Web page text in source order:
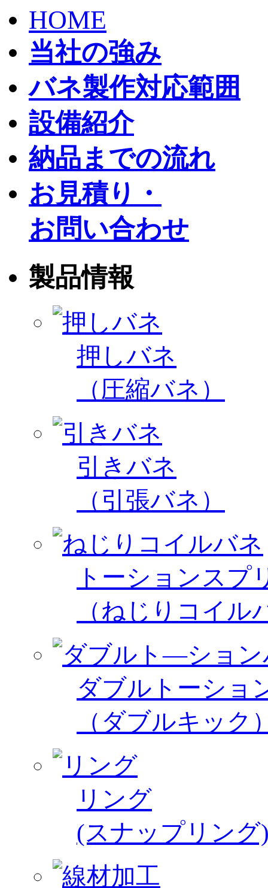
HOME
当社の強み
バネ製作対応範囲
設備紹介
納品までの流れ
お見積り・
お問い合わせ
製品情報
押しバネ
（圧縮バネ）
引きバネ
（引張バネ）
トーションスプ
（ねじりコイル
ダブルトーショ
（ダブルキック
リング
(スナップリング